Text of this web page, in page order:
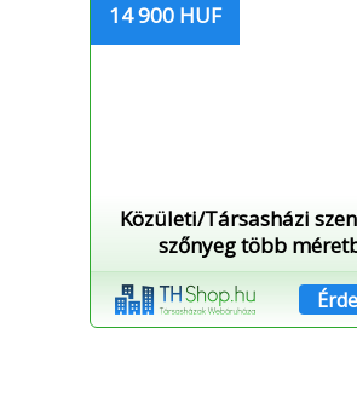
14 900 HUF
Közületi/Társasházi
szőnyeg több